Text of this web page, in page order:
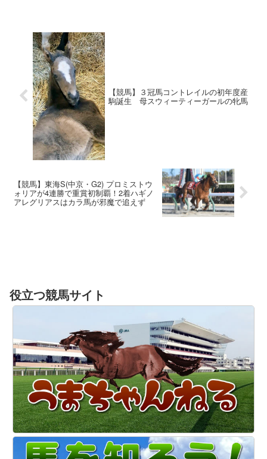
【競馬】３冠馬コントレイルの初年度産
駒誕生 母スウィーティーガールの牝馬
【競馬】東海S(中京・G2) プロミストウ
ォリアが4連勝で重賞初制覇！2着ハギノ
アレグリアスはカラ馬が邪魔で追えず
役立つ競馬サイト